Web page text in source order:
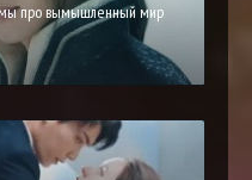
про вымышленный мир